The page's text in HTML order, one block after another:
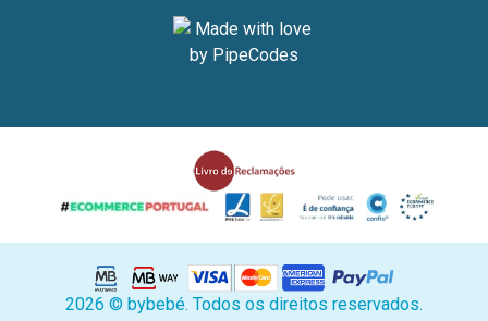
2026 © bybebé. Todos os direitos reservados.